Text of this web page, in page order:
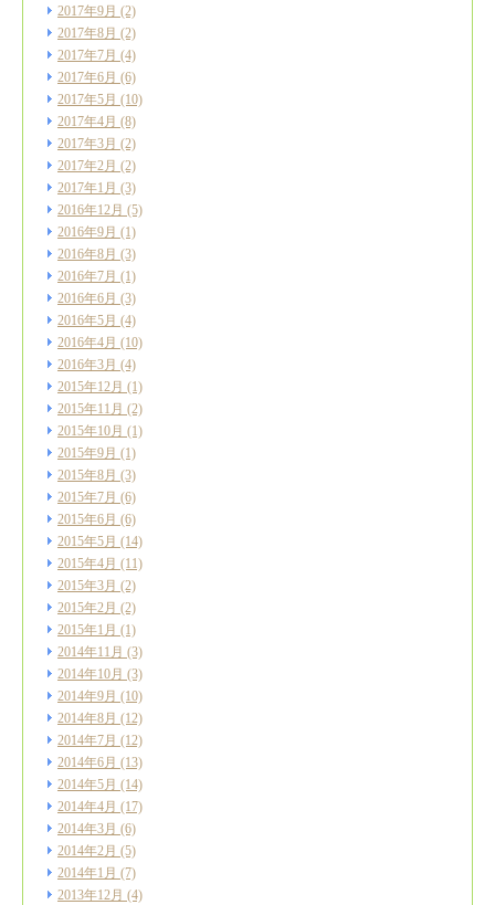
2017年9月 (2)
2017年8月 (2)
2017年7月 (4)
2017年6月 (6)
2017年5月 (10)
2017年4月 (8)
2017年3月 (2)
2017年2月 (2)
2017年1月 (3)
2016年12月 (5)
2016年9月 (1)
2016年8月 (3)
2016年7月 (1)
2016年6月 (3)
2016年5月 (4)
2016年4月 (10)
2016年3月 (4)
2015年12月 (1)
2015年11月 (2)
2015年10月 (1)
2015年9月 (1)
2015年8月 (3)
2015年7月 (6)
2015年6月 (6)
2015年5月 (14)
2015年4月 (11)
2015年3月 (2)
2015年2月 (2)
2015年1月 (1)
2014年11月 (3)
2014年10月 (3)
2014年9月 (10)
2014年8月 (12)
2014年7月 (12)
2014年6月 (13)
2014年5月 (14)
2014年4月 (17)
2014年3月 (6)
2014年2月 (5)
2014年1月 (7)
2013年12月 (4)